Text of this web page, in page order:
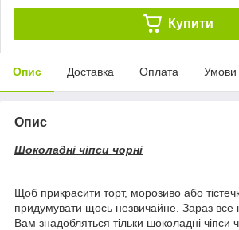
Купити
Опис Доставка Оплата Умови
Опис
Шоколадні чіпси чорні
Щоб прикрасити торт, морозиво або
придумувати щось незвичайне. Зараз все
Вам знадобляться тільки шоколадні чіпси